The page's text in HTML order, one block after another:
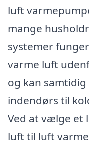
luft
mange
systemer
varme luft
og kan
indendørs til
Ved at vælge et
luft til luft